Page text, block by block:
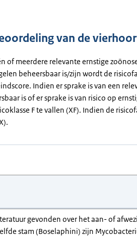
van de
of meerdere relevante ernstige
beheersbaar is/zijn wordt de
Indien er sprake is van een
is of er sprake is van risico op
F te vallen (XF). Indien de
gevonden over het aan- of
stam (Boselaphini) zijn